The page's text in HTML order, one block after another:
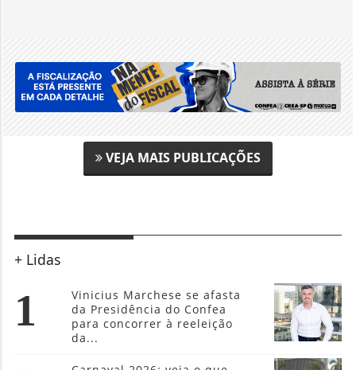
VEJA MAIS PUBLICAÇÕES
+ Lidas
1
Vinicius Marchese se afasta
da Presidência do Confea
para concorrer à reeleição
da...